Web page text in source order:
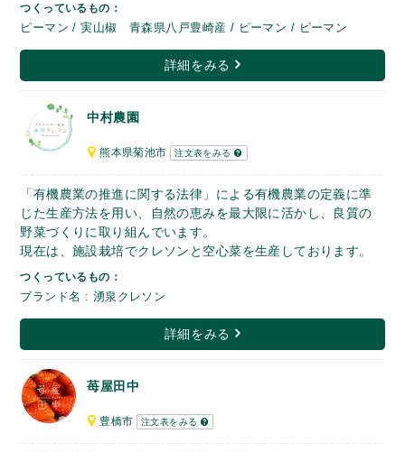
つくっているもの：
ピーマン / 実山椒 青森県八戸豊崎産 / ピーマン / ピーマン
詳細をみる
中村農園
熊本県菊池市 注文表をみる
「有機農業の推進に関する法律」による有機農業の定義に準
じた生産方法を用い、自然の恵みを最大限に活かし、良質の
野菜づくりに取り組んでいます。
現在は、施設栽培でクレソンと空心菜を生産しております。
つくっているもの：
ブランド名 : 湧泉クレソン
詳細をみる
苺屋田中
豊橋市 注文表をみる